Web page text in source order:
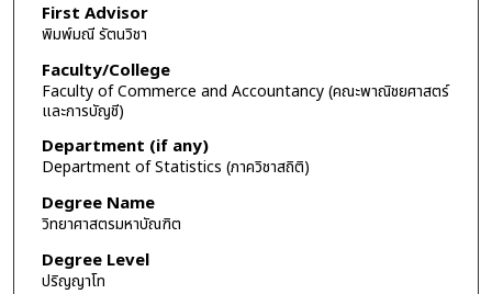
First Advisor
พิมพ์มณี รัตนวิชา
Faculty/College
Faculty of Commerce and Accountancy (คณะพาณิชยศาสตร์
และการบัญชี)
Department (if any)
Department of Statistics (ภาควิชาสถิติ)
Degree Name
วิทยาศาสตรมหาบัณฑิต
Degree Level
ปริญญาโท